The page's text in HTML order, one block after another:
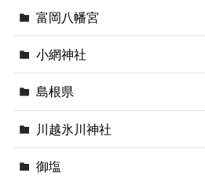
富岡八幡宮
小網神社
島根県
川越氷川神社
御塩